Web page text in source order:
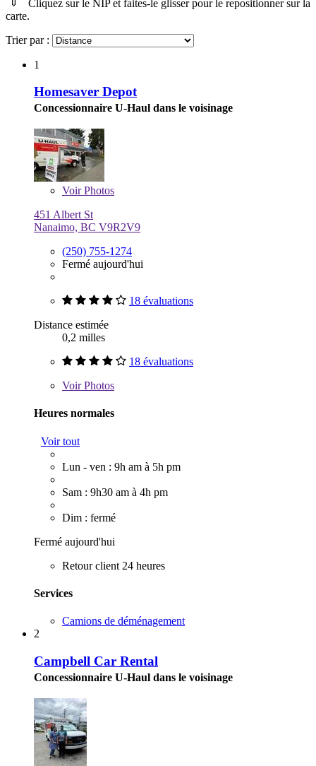
Cliquez sur le NIP et faites-le glisser pour le repositionner sur la
carte.
Trier par :
1
Homesaver Depot
Concessionnaire U-Haul dans le voisinage
VoirPhotos
451 Albert St
Nanaimo, BC V9R2V9
(250) 755-1274
Fermé aujourd'hui
18 évaluations
Distance estimée
0,2 milles
18 évaluations
VoirPhotos
Heures normales
Voir tout
Lun - ven : 9h am à 5h pm
Sam : 9h30 am à 4h pm
Dim : fermé
Fermé aujourd'hui
Retour client 24 heures
Services
Camions de déménagement
2
Campbell Car Rental
Concessionnaire U-Haul dans le voisinage